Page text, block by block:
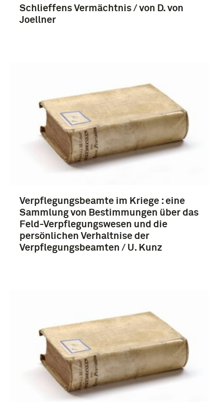
Schlieffens Vermächtnis / von D. von
Joellner
Verpflegungsbeamte im Kriege : eine
Sammlung von Bestimmungen über das
Feld-Verpflegungswesen und die
persönlichen Verhaltnise der
Verpflegungsbeamten / U. Kunz